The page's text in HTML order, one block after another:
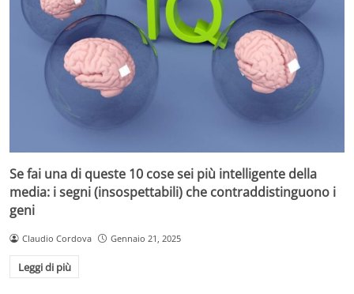
Se fai una di queste 10 cose sei più intelligente della
media: i segni (insospettabili) che contraddistinguono i
geni
Claudio Cordova Gennaio 21, 2025
Leggi di più